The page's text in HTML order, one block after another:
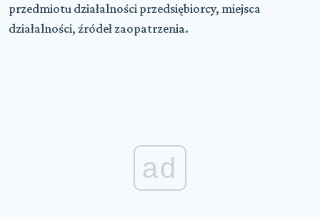
przedmiotu działalności przedsiębiorcy, miejsca
działalności, źródeł zaopatrzenia.
ad